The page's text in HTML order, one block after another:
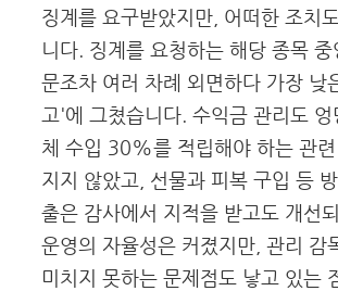
징계를 요구받았지만, 어떠한 조치
니다. 징계를 요청하는 해당 종목
문조차 여러 차례 외면하다 가장 낮
고'에 그쳤습니다. 수익금 관리도 엉
체 수입 30%를 적립해야 하는 관련
지지 않았고, 선물과 피복 구입 등
출은 감사에서 지적을 받고도 개선
운영의 자율성은 커졌지만, 관리 감
미치지 못하는 문제점도 낳고 있는